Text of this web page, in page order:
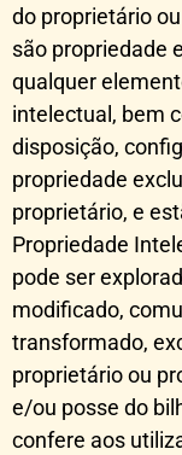
do proprietário
são propriedade
qualquer
intelectual, bem
disposição,
propriedade
proprietário, e
Propriedade
pode ser
modificado,
transformado,
proprietário ou
e/ou posse do
confere aos